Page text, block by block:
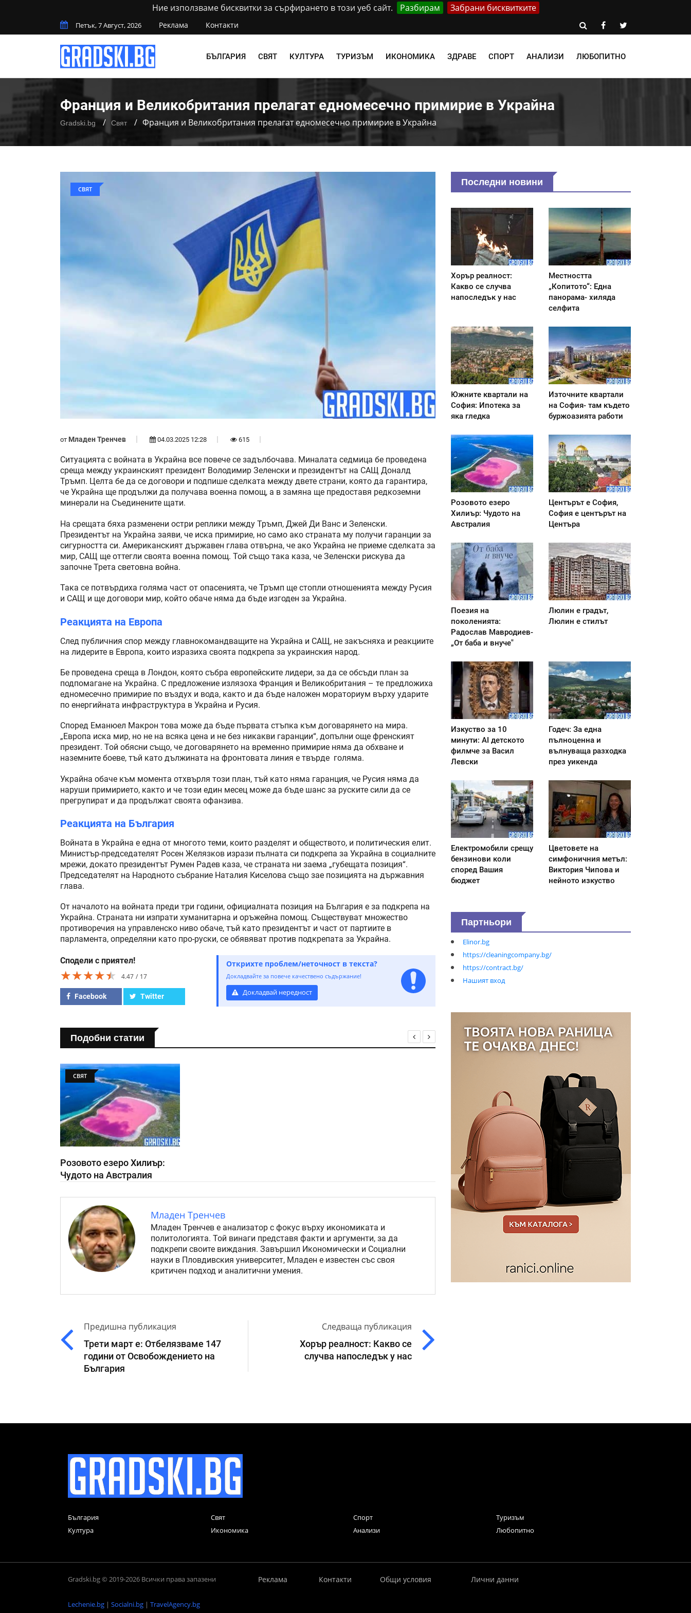
Ние използваме бисквитки за сърфирането в този уеб сайт. Разбирам Забрани бисквитките
Петък, 7 Август, 2026 Реклама Контакти
БЪЛГАРИЯ СВЯТ КУЛТУРА ТУРИЗЪМ ИКОНОМИКА ЗДРАВЕ СПОРТ АНАЛИЗИ ЛЮБОПИТНО
Франция и Великобритания прелагат едномесечно примирие в Украйна
Gradski.bg Свят Франция и Великобритания прелагат едномесечно примирие в Украйна
СВЯТ
от Младен Тренчев 04.03.2025 12:28 615
Ситуацията с войната в Украйна все повече се задълбочава. Миналата седмица бе проведена
среща между украинският президент Володимир Зеленски и президентът на САЩ Доналд
Тръмп. Целта бе да се договори и подпише сделката между двете страни, която да гарантира,
че Украйна ще продължи да получава военна помощ, а в замяна ще предоставя редкоземни
минерали на Съединените щати.
На срещата бяха разменени остри реплики между Тръмп, Джей Ди Ванс и Зеленски.
Президентът на Украйна заяви, че иска примирие, но само ако страната му получи гаранции за
сигурността си. Американският държавен глава отвърна, че ако Украйна не приеме сделката за
мир, САЩ ще оттегли своята военна помощ. Той също така каза, че Зеленски рискува да
започне Трета световна война.
Така се потвърдиха голяма част от опасенията, че Тръмп ще стопли отношенията между Русия
и САЩ и ще договори мир, който обаче няма да бъде изгоден за Украйна.
Реакцията на Европа
След публичния спор между главнокомандващите на Украйна и САЩ, не закъсняха и реакциите
на лидерите в Европа, които изразиха своята подкрепа за украинския народ.
Бе проведена среща в Лондон, която събра европейските лидери, за да се обсъди план за
подпомагане на Украйна. С предложение излязоха Франция и Великобритания – те предложиха
едномесечно примирие по въздух и вода, както и да бъде наложен мораториум върху ударите
по енергийната инфраструктура в Украйна и Русия.
Според Еманюел Макрон това може да бъде първата стъпка към договарянето на мира.
„Европа иска мир, но не на всяка цена и не без никакви гаранции“, допълни още френският
президент. Той обясни също, че договарянето на временно примирие няма да обхване и
наземните боеве, тъй като дължината на фронтовата линия е твърде голяма.
Украйна обаче към момента отхвърля този план, тъй като няма гаранция, че Русия няма да
наруши примирието, както и че този един месец може да бъде шанс за руските сили да се
прегрупират и да продължат своята офанзива.
Реакцията на България
Войната в Украйна е една от многото теми, които разделят и обществото, и политическия елит.
Министър-председателят Росен Желязков изрази пълната си подкрепа за Украйна в социалните
мрежи, докато президентът Румен Радев каза, че страната ни заема „губещата позиция“.
Председателят на Народното събрание Наталия Киселова също зае позицията на държавния
глава.
От началото на войната преди три години, официалната позиция на България е за подкрепа на
Украйна. Страната ни изпрати хуманитарна и оръжейна помощ. Съществуват множество
противоречия на управленско ниво обаче, тъй като президентът и част от партиите в
парламента, определяни като про-руски, се обявяват против подкрепата за Украйна.
Сподели с приятел!
★★★★★
★★★★★
★★★★★ 4.47 17
Facebook Twitter
Открихте проблем/неточност в текста?
Докладвайте за повече качествено съдържание!
Докладвай нередност
Подобни статии
СВЯТ
Розовото езеро Хилиър:
Чудото на Австралия
Младен Тренчев
Младен Тренчев е анализатор с фокус върху икономиката и
политологията. Той винаги представя факти и аргументи, за да
подкрепи своите виждания. Завършил Икономически и Социални
науки в Пловдивския университет, Младен е известен със своя
критичен подход и аналитични умения.
Предишна публикация
Трети март е: Отбелязваме 147
години от Освобождението на
България
Следваща публикация
Хорър реалност: Какво се
случва напоследък у нас
Последни новини
Хорър реалност:
Какво се случва
напоследък у нас
Местността
„Копитото“: Една
панорама- хиляда
селфита
Южните квартали на
София: Ипотека за
яка гледка
Източните квартали
на София- там където
буржоазията работи
Розовото езеро
Хилиър: Чудото на
Австралия
Центърът е София,
София е центърът на
Центъра
Поезия на
поколенията:
Радослав Мавродиев-
„От баба и внуче"
Люлин е градът,
Люлин е стилът
Изкуство за 10
минути: AI детското
филмче за Васил
Левски
Годеч: За една
пълноценна и
вълнуваща разходка
през уикенда
Електромобили срещу
бензинови коли
според Вашия
бюджет
Цветовете на
симфоничния метъл:
Виктория Чипова и
нейното изкуство
Партньори
Elinor.bg
https://cleaningcompany.bg/
https://contract.bg/
Нашият вход
България Свят Спорт
Туризъм
Култура
Икономика Анализи Любопитно
Gradski.bg © 2019-2026 Всички права запазени Реклама Контакти Общи условия Лични данни
Lechenie.bg | Socialni.bg | TravelAgency.bg